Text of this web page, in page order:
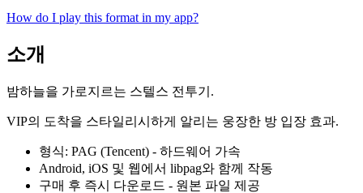
How do I play this format in my app?
소개
밤하늘을 가로지르는 스텔스 전투기.
VIP의 도착을 스타일리시하게 알리는 웅장한 방 입장 효과.
형식: PAG (Tencent) - 하드웨어 가속
Android, iOS 및 웹에서 libpag와 함께 작동
구매 후 즉시 다운로드 - 원본 파일 제공